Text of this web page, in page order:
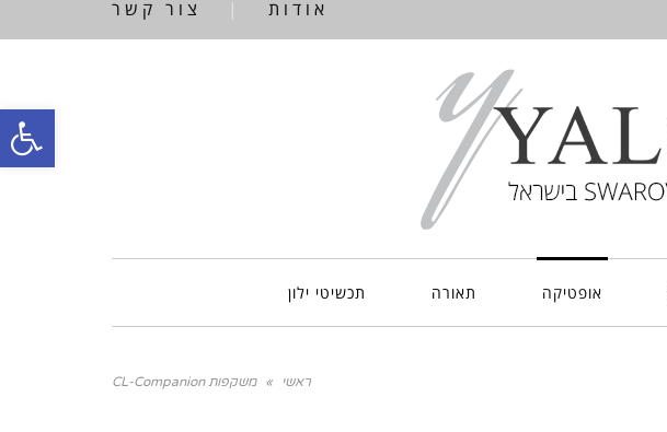
אודות | צור קשר
אופטיקה תאורה תכשיטי ילון
ראשי » משקפות CL-Companion